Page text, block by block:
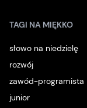
TAGI NA MIĘKKO
słowo na niedzielę
rozwój
zawód-programista
junior